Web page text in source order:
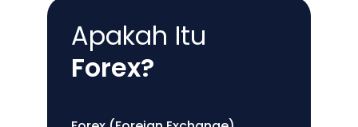
Apakah Itu
Forex?